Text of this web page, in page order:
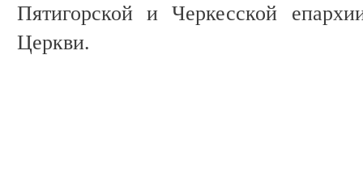
Пятигорской и Черкесской
Церкви.